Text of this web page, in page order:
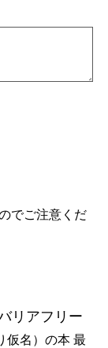
でご注意くだ
リアフリー
仮名）の本 最